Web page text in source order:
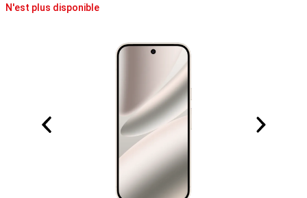
N'est plus disponible